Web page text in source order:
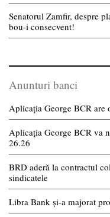
Senatorul Zamfir, despre
bou-i consecvent!
Anunturi banci
Aplicația George BCR are
Aplicația George BCR va
26.26
BRD aderă la contractul
sindicatele
Libra Bank și-a majorat